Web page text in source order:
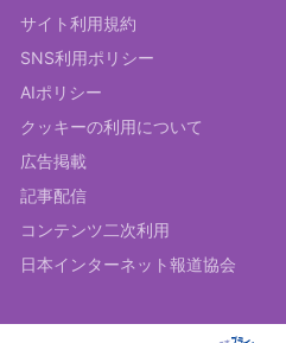
サイト利用規約
SNS利用ポリシー
AIポリシー
クッキーの利用について
広告掲載
記事配信
コンテンツ二次利用
日本インターネット報道協会